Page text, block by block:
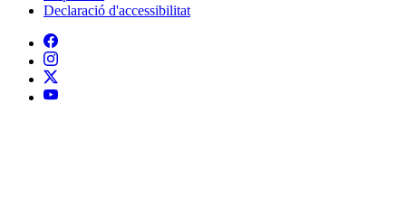
Declaració d'accessibilitat